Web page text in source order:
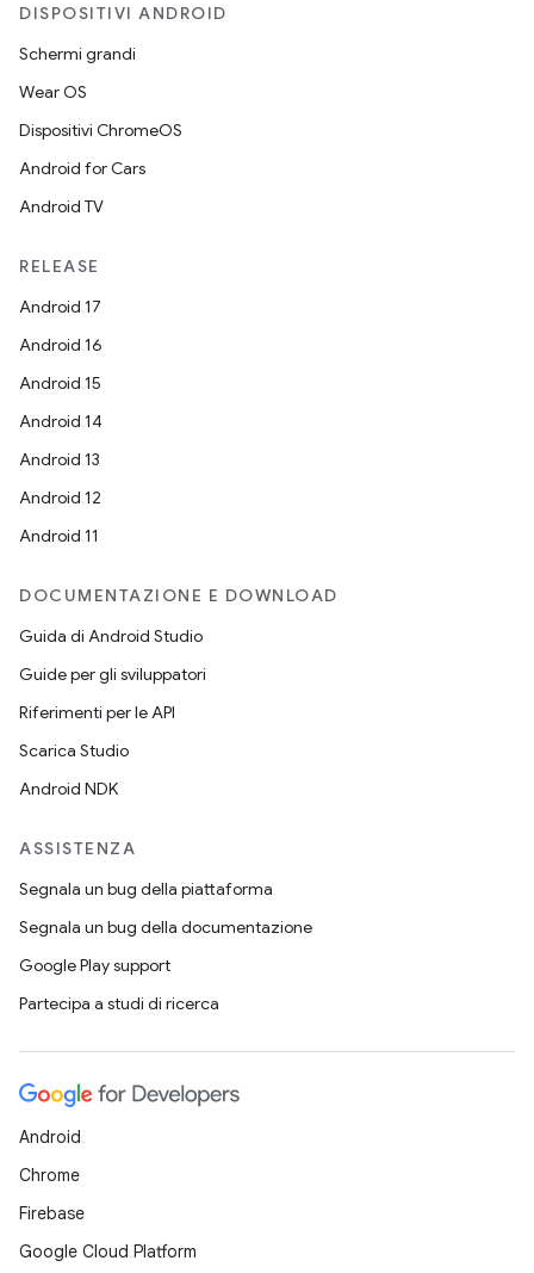
DISPOSITIVI ANDROID
Schermi grandi
Wear OS
Dispositivi ChromeOS
Android for Cars
Android TV
RELEASE
Android 17
Android 16
Android 15
Android 14
Android 13
Android 12
Android 11
DOCUMENTAZIONE E DOWNLOAD
Guida di Android Studio
Guide per gli sviluppatori
Riferimenti per le API
Scarica Studio
Android NDK
ASSISTENZA
Segnala un bug della piattaforma
Segnala un bug della documentazione
Google Play support
Partecipa a studi di ricerca
Android
Chrome
Firebase
Google Cloud Platform